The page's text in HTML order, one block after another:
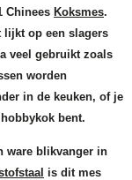
Chinees Koksmes.
lijkt op een slagers
veel gebruikt zoals
worden
in de keuken, of je
bent.
ware blikvanger in
is dit mes